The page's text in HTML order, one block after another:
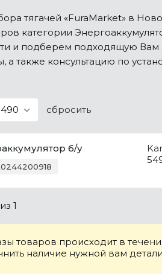
тягачей «FuraMarket» в
категории
и подберем подходящую Вам
а также консультацию по
сбросить
б/у
из 1
товаров происходит в
наличие нужной вам